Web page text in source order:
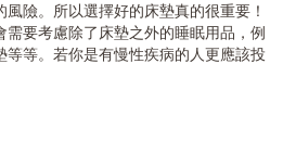
險。所以選擇好的床墊真的很重要！
要考慮除了床墊之外的睡眠用品，例
等等。若你是有慢性疾病的人更應該投